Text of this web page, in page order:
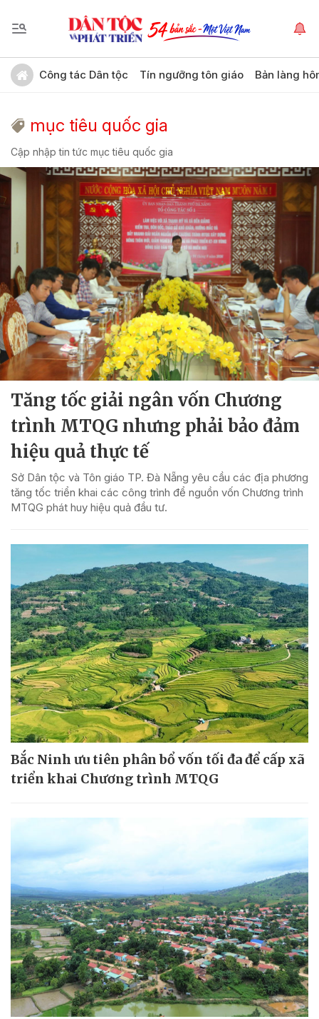
Công tác Dân tộc Tín ngưỡng tôn giáo Bản làng
mục tiêu quốc gia
Cập nhập tin tức mục tiêu quốc gia
Tăng tốc giải ngân vốn Chương
trình MTQG nhưng phải bảo đảm
hiệu quả thực tế
Sở Dân tộc và Tôn giáo TP. Đà Nẵng yêu cầu các địa phương
tăng tốc triển khai các công trình để nguồn vốn Chương trình
MTQG phát huy hiệu quả đầu tư.
Bắc Ninh ưu tiên phân bổ vốn tối đa để cấp xã
triển khai Chương trình MTQG